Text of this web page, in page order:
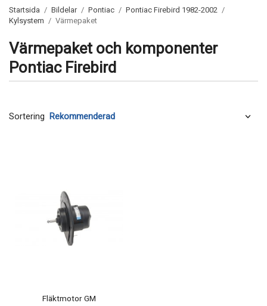
Startsida / Bildelar / Pontiac / Pontiac Firebird 1982-2002 /
Kylsystem / Värmepaket
Värmepaket och komponenter
Pontiac Firebird
Sortering
Fläktmotor GM